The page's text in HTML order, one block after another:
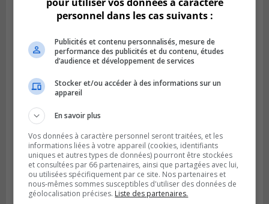
Publié le 6 août 2026 à 05h39
La grenade du camping du lac Cristal était
inoffensive
personnel dans les cas suivants :
Publicités et contenu personnalisés, mesure de
performance des publicités et du contenu, études
d’audience et développement de services
Stocker et/ou accéder à des informations sur un
appareil
En savoir plus
Vos données à caractère personnel seront traitées, et les
informations liées à votre appareil (cookies, identifiants
uniques et autres types de données) pourront être stockées
et consultées par 66 partenaires, ainsi que partagées avec lui,
ou utilisées spécifiquement par ce site. Nos partenaires et
nous-mêmes sommes susceptibles d'utiliser des données de
géolocalisation précises. Liste des partenaires.